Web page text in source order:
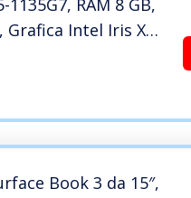
RAM 8 GB,
Grafica Intel Iris Xe,
Schermo
Book 3 da 15″,